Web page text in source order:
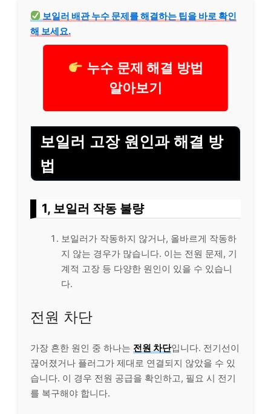
보일러 배관 누수 문제를 해결하는 팁을 바로 확인
해 보세요.
누수 문제 해결 방법
알아보기
보일러 고장 원인과 해결 방
법
1, 보일러 작동 불량
보일러가 작동하지 않거나, 올바르게 작동하
지 않는 경우가 많습니다. 이는 전원 문제, 기
계적 고장 등 다양한 원인이 있을 수 있습니
다.
전원 차단
가장 흔한 원인 중 하나는 전원 차단입니다. 전기선이
끊어졌거나 플러그가 제대로 연결되지 않았을 수 있
습니다. 이 경우 전원 공급을 확인하고, 필요 시 전기
를 복구해야 합니다.